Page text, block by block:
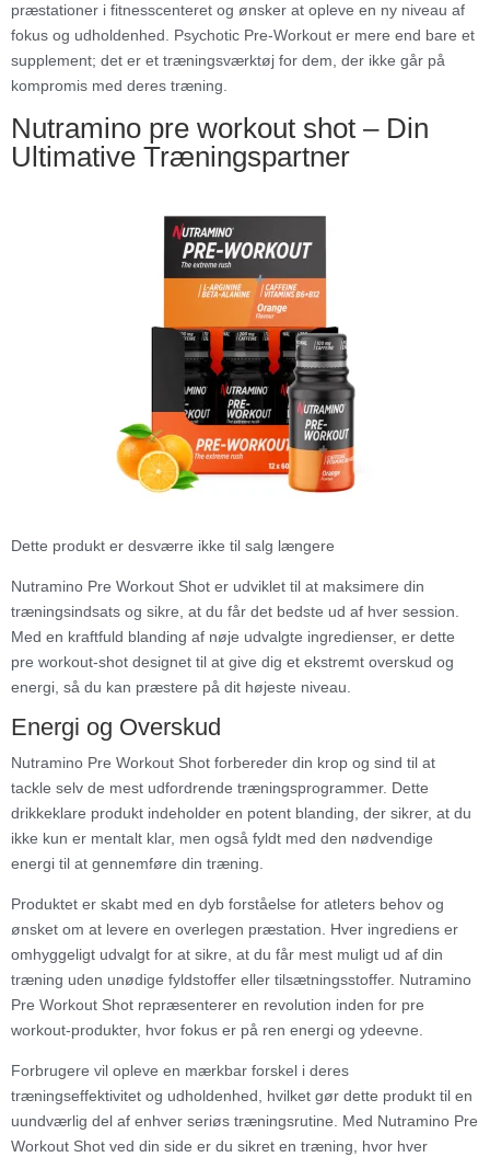
præstationer i fitnesscenteret og ønsker at opleve en ny niveau af
fokus og udholdenhed. Psychotic Pre-Workout er mere end bare et
supplement; det er et træningsværktøj for dem, der ikke går på
kompromis med deres træning.
Nutramino pre workout shot – Din
Ultimative Træningspartner
Dette produkt er desværre ikke til salg længere
Nutramino Pre Workout Shot er udviklet til at maksimere din
træningsindsats og sikre, at du får det bedste ud af hver session.
Med en kraftfuld blanding af nøje udvalgte ingredienser, er dette
pre workout-shot designet til at give dig et ekstremt overskud og
energi, så du kan præstere på dit højeste niveau.
Energi og Overskud
Nutramino Pre Workout Shot forbereder din krop og sind til at
tackle selv de mest udfordrende træningsprogrammer. Dette
drikkeklare produkt indeholder en potent blanding, der sikrer, at du
ikke kun er mentalt klar, men også fyldt med den nødvendige
energi til at gennemføre din træning.
Produktet er skabt med en dyb forståelse for atleters behov og
ønsket om at levere en overlegen præstation. Hver ingrediens er
omhyggeligt udvalgt for at sikre, at du får mest muligt ud af din
træning uden unødige fyldstoffer eller tilsætningsstoffer. Nutramino
Pre Workout Shot repræsenterer en revolution inden for pre
workout-produkter, hvor fokus er på ren energi og ydeevne.
Forbrugere vil opleve en mærkbar forskel i deres
træningseffektivitet og udholdenhed, hvilket gør dette produkt til en
uundværlig del af enhver seriøs træningsrutine. Med Nutramino Pre
Workout Shot ved din side er du sikret en træning, hvor hver